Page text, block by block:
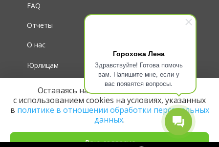
Горохова Лена
Здравствуйте! Готова помочь
вам. Напишите мне, если у
вас появятся вопросы.
Для волонтеров
Юрлицам
О нас
Отчеты
FAQ
Оставаясь на сайте, вы соглашаетесь
с использованием cookies на условиях, указанных
в политике в отношении обработки персональных
данных.
Даю согласие